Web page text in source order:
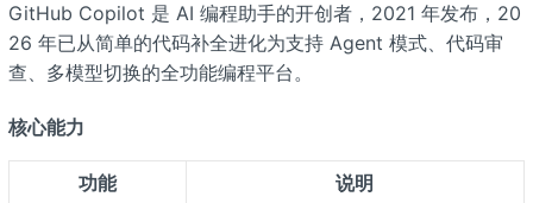
GitHub Copilot 是 AI 编程助手的开创者，2021 年发布，20
26 年已从简单的代码补全进化为支持 Agent 模式、代码审
查、多模型切换的全功能编程平台。
核心能力
功能
说明